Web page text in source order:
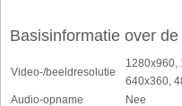
Basisinformatie over
Video-/beeldresolutie
1280x960,
640x360,
Audio-opname
Nee